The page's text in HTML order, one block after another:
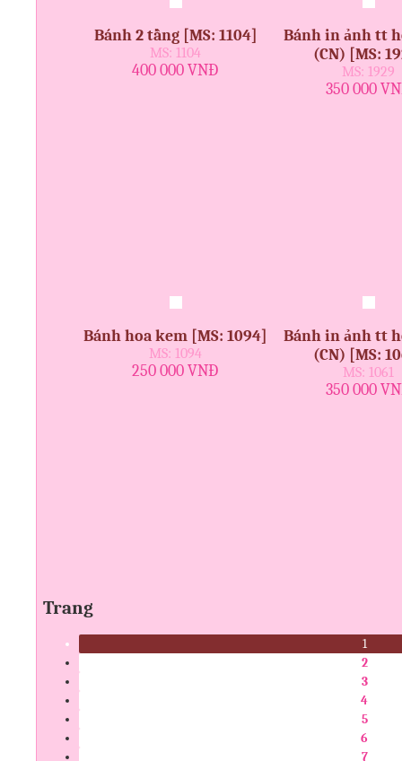
Bánh 2 tầng [MS: 1104]
MS: 1104
400 000 VNĐ
Bánh in ảnh tt
(CN) [MS:
MS: 1929
350 000
Bánh hoa kem [MS: 1094]
MS: 1094
250 000 VNĐ
Bánh in ảnh tt
(CN) [MS:
MS: 1061
350 000
Trang
1
2
3
4
5
6
7